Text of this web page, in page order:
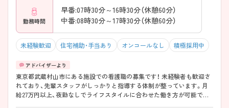
勤務時間
早番:07時30分～16時30分（休憩60分）
中番:08時30分～17時30分（休憩60分）
未経験歓迎 住宅補助・手当あり オンコールなし 積極採用中
東京都武蔵村山市にある施設での看護職の募集です！ 未経験者も歓迎さ
れており、先輩スタッフがしっかりと指導する体制が整っています。月
給27万円以上、夜勤なしでライフスタイルに合わせた働き方が可能で